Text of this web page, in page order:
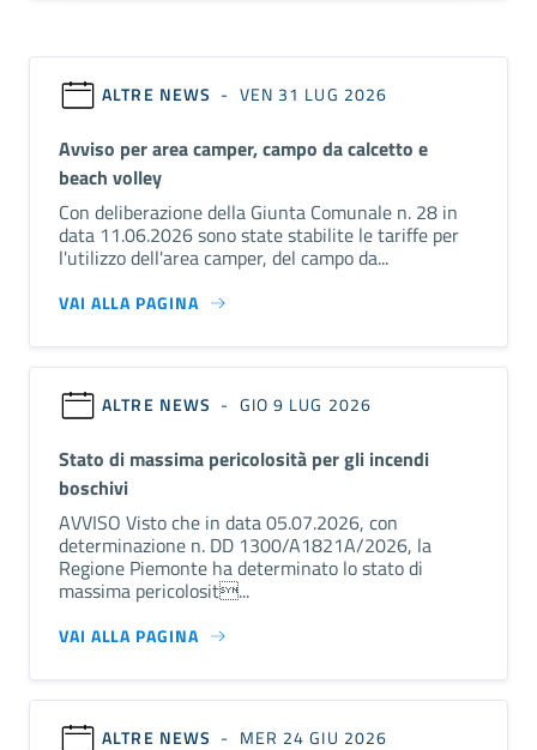
ALTRE NEWS - VEN 31 LUG 2026
Avviso per area camper, campo da calcetto e
beach volley
Con deliberazione della Giunta Comunale n. 28 in
data 11.06.2026 sono state stabilite le tariffe per
l'utilizzo dell'area camper, del campo da...
VAI ALLA PAGINA
ALTRE NEWS - GIO 9 LUG 2026
Stato di massima pericolosità per gli incendi
boschivi
AVVISO Visto che in data 05.07.2026, con
determinazione n. DD 1300/A1821A/2026, la
Regione Piemonte ha determinato lo stato di
massima pericolosit...
VAI ALLA PAGINA
ALTRE NEWS - MER 24 GIU 2026